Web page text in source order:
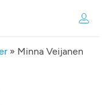
» Minna Veijanen